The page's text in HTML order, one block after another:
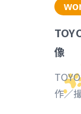
像
作／